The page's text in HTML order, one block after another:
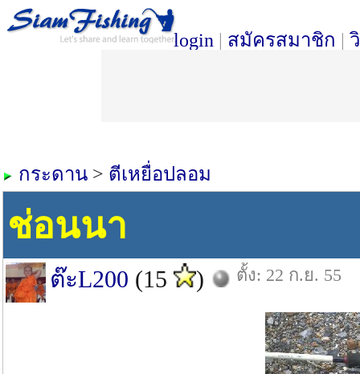
login | สมัครสมาชิก |
กระดาน > ตีเหยื่อปลอม
ช่อนนา
ต๊ะL200 (15 ) ตั้ง: 22 ก.ย. 55